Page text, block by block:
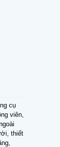
cụ
viên,
thiết